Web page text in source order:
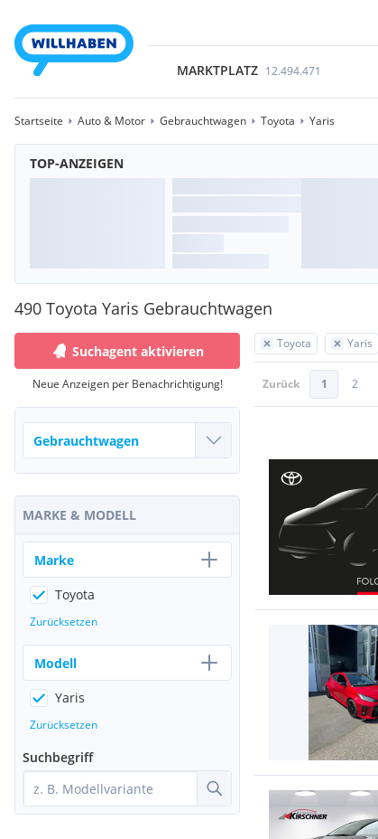
MARKTPLATZ 12.494.471
Startseite Auto & Motor Gebrauchtwagen Toyota Yaris
TOP-ANZEIGEN
490 Toyota Yaris Gebrauchtwagen
Toyota Yaris
Zurück 1 2
Suchagent aktivieren
Neue Anzeigen per Benachrichtigung!
MARKE & MODELL
Marke
Toyota
Zurücksetzen
Modell
Yaris
Zurücksetzen
Suchbegriff